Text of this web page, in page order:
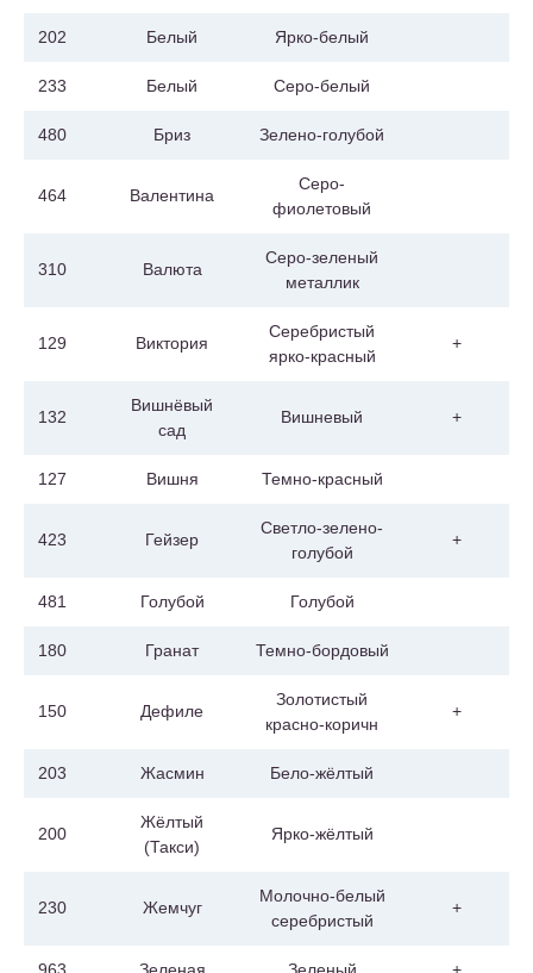
202 Белый Ярко-белый
233 Белый Серо-белый
480 Бриз Зелено-голубой
464 Валентина
Серо-
фиолетовый
310 Валюта
Серо-зеленый
металлик
129 Виктория
Серебристый
ярко-красный
+
132
Вишнёвый
сад
Вишневый +
127 Вишня Темно-красный
423 Гейзер
Светло-зелено-
голубой
+
481 Голубой Голубой
180 Гранат Темно-бордовый
150 Дефиле
Золотистый
красно-коричн
+
203 Жасмин Бело-жёлтый
200
Жёлтый
(Такси)
Ярко-жёлтый
230 Жемчуг
Молочно-белый
серебристый
+